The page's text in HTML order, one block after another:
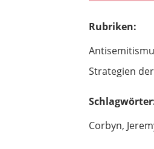
Rubriken:
Strategien
Corbyn,